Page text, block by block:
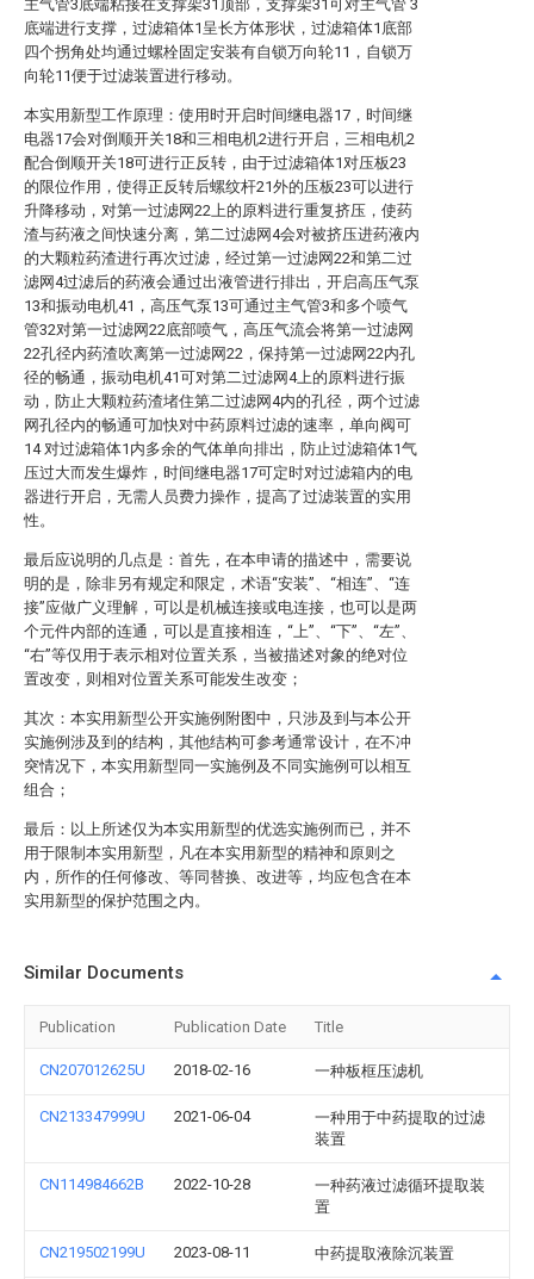
主气管3底端粘接在支撑架31顶部，支撑架31可对主气管 3
底端进行支撑，过滤箱体1呈长方体形状，过滤箱体1底部
四个拐角处均通过螺栓固定安装有自锁万向轮11，自锁万
向轮11便于过滤装置进行移动。
本实用新型工作原理：使用时开启时间继电器17，时间继
电器17会对倒顺开关18和三相电机2进行开启，三相电机2
配合倒顺开关18可进行正反转，由于过滤箱体1对压板23
的限位作用，使得正反转后螺纹杆21外的压板23可以进行
升降移动，对第一过滤网22上的原料进行重复挤压，使药
渣与药液之间快速分离，第二过滤网4会对被挤压进药液内
的大颗粒药渣进行再次过滤，经过第一过滤网22和第二过
滤网4过滤后的药液会通过出液管进行排出，开启高压气泵
13和振动电机41，高压气泵13可通过主气管3和多个喷气
管32对第一过滤网22底部喷气，高压气流会将第一过滤网
22孔径内药渣吹离第一过滤网22，保持第一过滤网22内孔
径的畅通，振动电机41可对第二过滤网4上的原料进行振
动，防止大颗粒药渣堵住第二过滤网4内的孔径，两个过滤
网孔径内的畅通可加快对中药原料过滤的速率，单向阀可
14 对过滤箱体1内多余的气体单向排出，防止过滤箱体1气
压过大而发生爆炸，时间继电器17可定时对过滤箱内的电
器进行开启，无需人员费力操作，提高了过滤装置的实用
性。
最后应说明的几点是：首先，在本申请的描述中，需要说
明的是，除非另有规定和限定，术语“安装”、“相连”、“连
接”应做广义理解，可以是机械连接或电连接，也可以是两
个元件内部的连通，可以是直接相连，“上”、“下”、“左”、
“右”等仅用于表示相对位置关系，当被描述对象的绝对位
置改变，则相对位置关系可能发生改变；
其次：本实用新型公开实施例附图中，只涉及到与本公开
实施例涉及到的结构，其他结构可参考通常设计，在不冲
突情况下，本实用新型同一实施例及不同实施例可以相互
组合；
最后：以上所述仅为本实用新型的优选实施例而已，并不
用于限制本实用新型，凡在本实用新型的精神和原则之
内，所作的任何修改、等同替换、改进等，均应包含在本
实用新型的保护范围之内。
Similar Documents
Publication Publication Date Title
CN207012625U 2018-02-16 一种板框压滤机
CN213347999U 2021-06-04
一种用于中药提取的过滤
装置
CN114984662B 2022-10-28
一种药液过滤循环提取装
置
CN219502199U 2023-08-11 中药提取液除沉装置